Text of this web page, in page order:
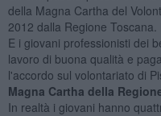
della Magna Cartha del
2012 dalla Regione Toscana.
E i giovani professionisti dei
lavoro di buona qualità e
l'accordo sul volontariato di
Magna Cartha della
In realtà i giovani hanno